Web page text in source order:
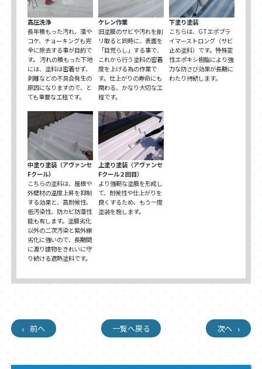
高圧洗浄
長年積もった汚れ、藻や
コケ、チョーキングも完
全に除去する事が目的で
す。 汚れの積もった下地
には、塗料は密着せず、
剥離などの不具合発生の
原因になりますので、と
ても重要な工程です。
ケレン作業
旧塗膜のサビや汚れを削
リ取ると同時に、表面を
「目荒らし」する事で、
これから行う塗料の密着
度を上げる為の作業で
す。仕上がりの寿命にも
関わる、かなり大切な工
程です。
下塗り塗装
こちらは、GTエポプラ
イマーストロング（サビ
止め塗料）です。特殊変
性エポキシ樹脂により強
力な防さび効果が長期に
わたり持続します。
中塗り塗装（アヴァンセ
Fクール）
こちらの塗料は、屋根や
外壁材の温度上昇を抑制
する効果と、高耐候性、
低汚染性、防カビ防藻性
能も有します。塗膜劣化
以外の二次汚染と紫外線
劣化に強いので、長期間
に渡り建物をきれいに守
り続ける遮熱塗料です。
上塗り塗装（アヴァンセ
Fクール２回目）
より強靭な塗膜を形成し
て、耐候性や仕上がりを
良くするため、もう一度
塗装を施します。
前へ 一覧へ戻る 次へ